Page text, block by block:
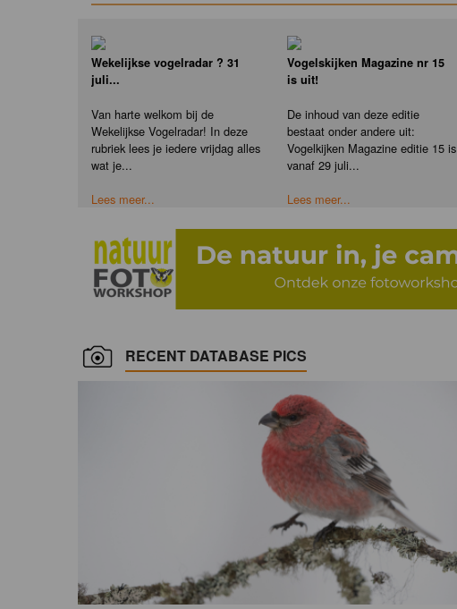
Wekelijkse vogelradar ? 31
juli...
Van harte welkom bij de
Wekelijkse Vogelradar! In deze
rubriek lees je iedere vrijdag alles
wat je...
Lees meer...
Vogelskijken Magazine nr 15
is uit!
De inhoud van deze editie
bestaat onder andere uit:
Vogelkijken Magazine editie 15 is
vanaf 29 juli...
Lees meer...
RECENT DATABASE PICS